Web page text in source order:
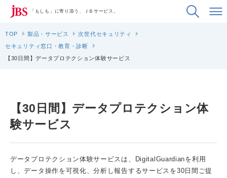
「もしも」に寄り添う、ＪＢサービス。
TOP 製品・サービス
次世代セキュリティ
セキュリティ窓口・教育・診断
【30日間】データプロテクション体験サービス
【30日間】データプロテクション体
験サービス
データプロテクション体験サービスは、DigitalGuardianを利用
し、データ操作を可視化、分析し報告するサービスを30日間ご提